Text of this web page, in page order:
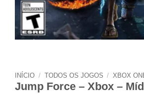
INÍCIO / TODOS OS JOGOS / XBOX
Jump Force – Xbox –